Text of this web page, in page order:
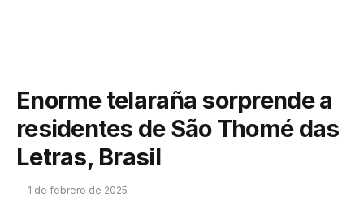
Enorme telaraña sorprende a
residentes de São Thomé das
Letras, Brasil
1 de febrero de 2025